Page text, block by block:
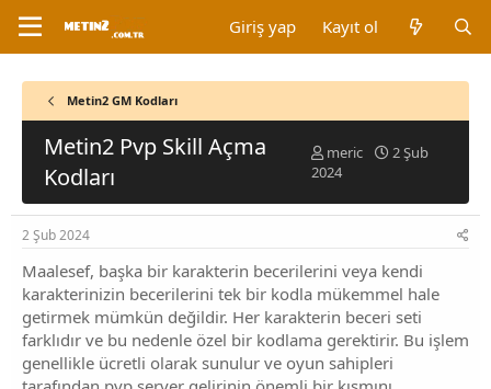
Giriş yap Kayıt ol
Metin2 GM Kodları
Metin2 Pvp Skill Açma
Kodları
K
o
b
u
b
a
ş
l
a
meric
B
l
g
ı
t
a
r
2 Şub
2024
2 Şub 2024
Maalesef, başka bir karakterin becerilerini veya kendi
karakterinizin becerilerini tek bir kodla mükemmel hale
getirmek mümkün değildir. Her karakterin beceri seti
farklıdır ve bu nedenle özel bir kodlama gerektirir. Bu işlem
genellikle ücretli olarak sunulur ve oyun sahipleri